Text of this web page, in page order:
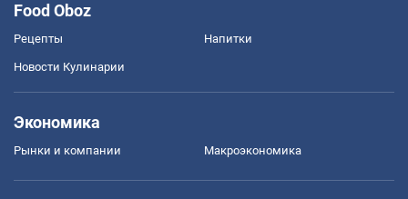
Food Oboz
Рецепты Напитки
Новости Кулинарии
Экономика
Рынки и компании Mакроэкономика